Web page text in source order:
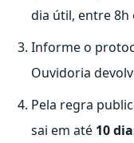
dia útil, entre 8h
Informe o
Ouvidoria
Pela regra
sai em até 10